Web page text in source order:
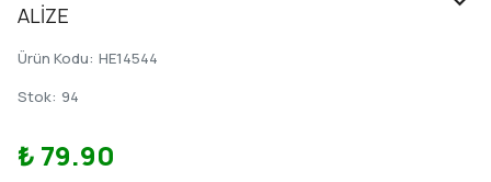
ALİZE
Ürün Kodu: HE14544
Stok: 94
₺ 79.90